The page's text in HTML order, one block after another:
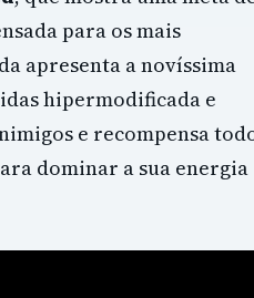
para os mais
apresenta a novíssima
hipermodificada e
e recompensa
dominar a sua energia